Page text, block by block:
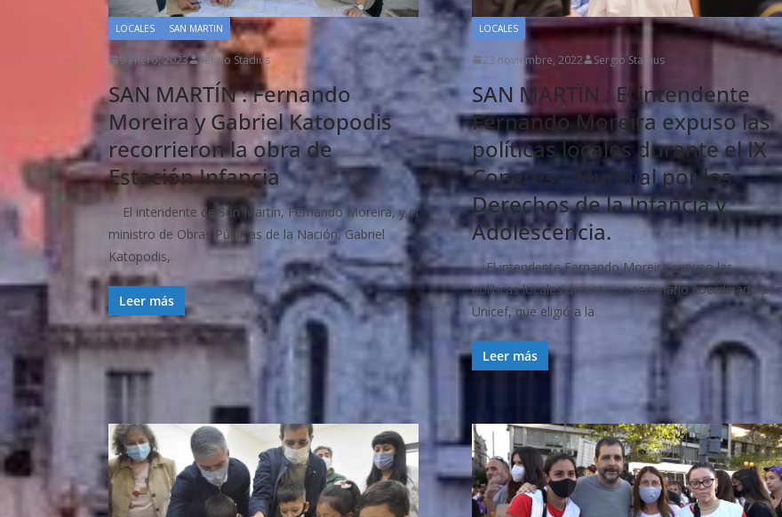
LOCALES SAN MARTIN
9 enero, 2023 Sergio Stadius
SAN MARTÍN : Fernando
Moreira y Gabriel Katopodis
recorrieron la obra de
Estación Infancia
El intendente de San Martín, Fernando Moreira, y el
ministro de Obras Públicas de la Nación, Gabriel
Katopodis,
Leer más
LOCALES
23 noviembre, 2022 Sergio Stadius
SAN MARTÏN : El intendente
Fernando Moreira expuso las
políticas locales durante el IX
Congreso Mundial por los
Derechos de la Infancia y
Adolescencia.
El intendente Fernando Moreira expuso las
políticas locales durante un seminario coordinado por
Unicef, que eligió a la
Leer más